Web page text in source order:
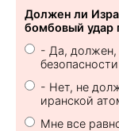
Должен ли
бомбовый удар
- Да, должен,
- Нет, не
иранской
Мне все